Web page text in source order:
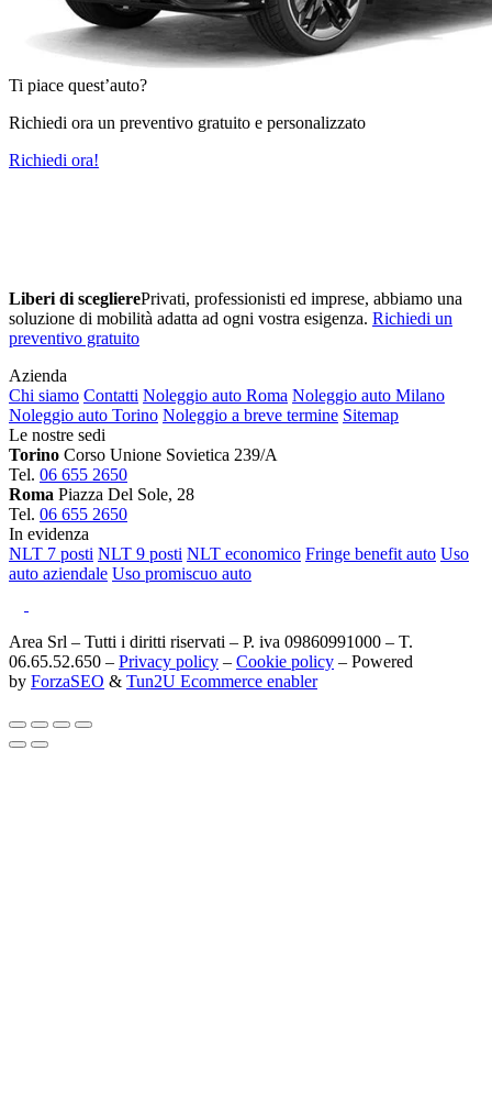
Ti piace quest’auto?
Richiedi ora un preventivo gratuito e personalizzato
Richiedi ora!
Liberi di sceglierePrivati, professionisti ed imprese, abbiamo una
soluzione di mobilità adatta ad ogni vostra esigenza. Richiedi un
preventivo gratuito
Azienda
Chi siamo Contatti Noleggio auto Roma Noleggio auto Milano
Noleggio auto Torino Noleggio a breve termine Sitemap
Le nostre sedi
Torino Corso Unione Sovietica 239/A
Tel. 06 655 2650
Roma Piazza Del Sole, 28
Tel. 06 655 2650
In evidenza
NLT 7 posti NLT 9 posti NLT economico Fringe benefit auto Uso
auto aziendale Uso promiscuo auto
Area Srl – Tutti i diritti riservati – P. iva 09860991000 – T.
06.65.52.650 – Privacy policy – Cookie policy – Powered
by ForzaSEO & Tun2U Ecommerce enabler